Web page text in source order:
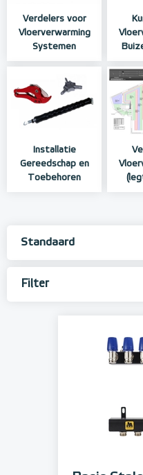
Verdelers voor
Vloerverwarming
Systemen
Installatie
Gereedschap en
Toebehoren
Filter